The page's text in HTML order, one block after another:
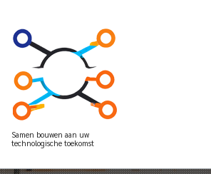
Samen bouwen aan uw
technologische toekomst